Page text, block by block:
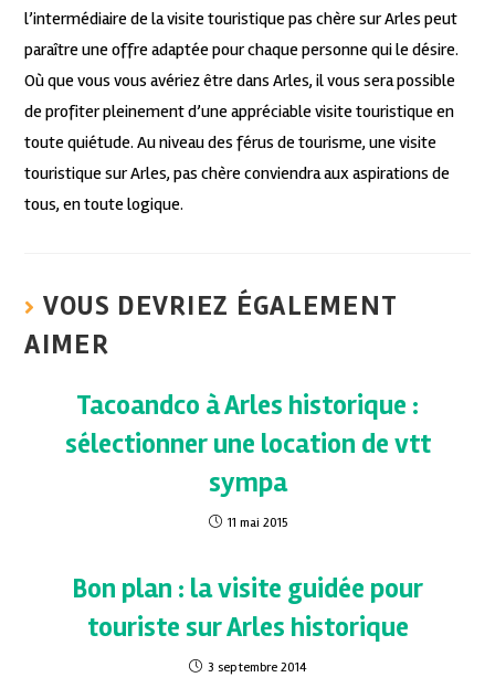
l’intermédiaire de la visite touristique pas chère sur Arles peut
paraître une offre adaptée pour chaque personne qui le désire.
Où que vous vous avériez être dans Arles, il vous sera possible
de profiter pleinement d’une appréciable visite touristique en
toute quiétude. Au niveau des férus de tourisme, une visite
touristique sur Arles, pas chère conviendra aux aspirations de
tous, en toute logique.
VOUS DEVRIEZ ÉGALEMENT
AIMER
Tacoandco à Arles historique :
sélectionner une location de vtt
sympa
11 mai 2015
Bon plan : la visite guidée pour
touriste sur Arles historique
3 septembre 2014